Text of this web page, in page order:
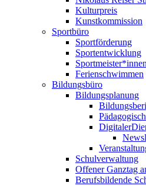
Kulturpreis
Kunstkommission
Sportbüro
Sportförderung
Sportentwicklung
Ferienschwimmen
Bildungsbüro
Bildungsplanung
Schulverwaltung
Offener Ganztag
Berufsbildende